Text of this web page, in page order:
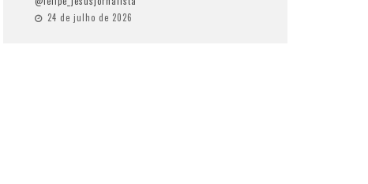
24 de julho de 2026